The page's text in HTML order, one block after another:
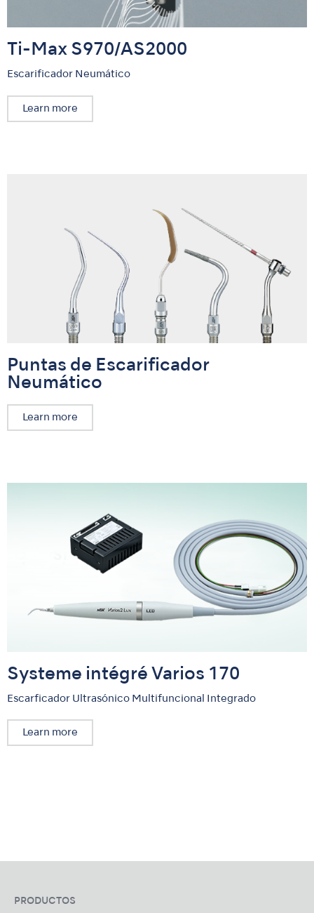
Ti-Max S970/AS2000
Escarificador Neumático
Learn more
Puntas de Escarificador
Neumático
Learn more
Systeme intégré Varios 170
Escarficador Ultrasónico Multifuncional Integrado
Learn more
PRODUCTOS